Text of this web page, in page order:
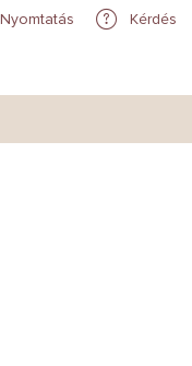
Nyomtatás Kérdés